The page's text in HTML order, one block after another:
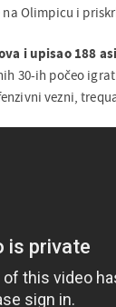
Olimpicu i
i upisao 188
30-ih počeo
vezni,